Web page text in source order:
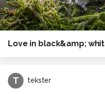
Love in black&amp;
T tekster